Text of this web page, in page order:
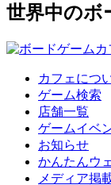
世界中のボ
カフェにつ
ゲーム検索
店舗一覧
ゲームイベ
お知らせ
かんたんウ
メディア掲